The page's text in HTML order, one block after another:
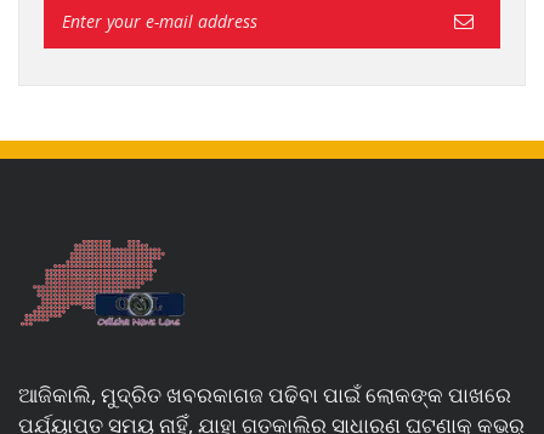
ଆଜିକାଲି, ମୁଦ୍ରିତ ଖବରକାଗଜ ପଢିବା ପାଇଁ ଲୋକଙ୍କ ପାଖରେ
ପର୍ଯ୍ୟାପ୍ତ ସମୟ ନାହିଁ, ଯାହା ଗତକାଲିର ସାଧାରଣ ଘଟଣାକୁ କଭର୍